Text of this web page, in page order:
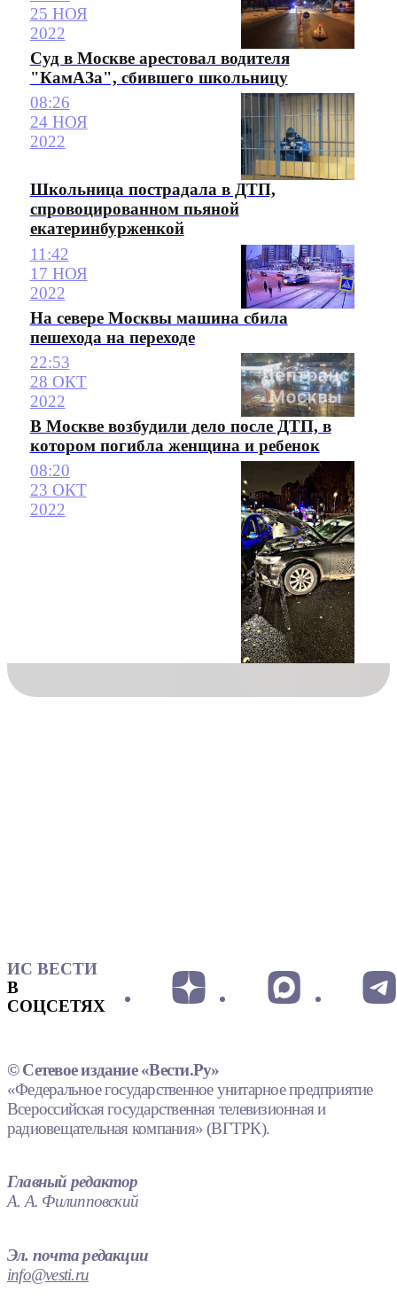
25 НОЯ
2022
Суд в Москве арестовал водителя
"КамАЗа", сбившего школьницу
08:26
24 НОЯ
2022
Школьница пострадала в ДТП,
спровоцированном пьяной
екатеринбурженкой
11:42
17 НОЯ
2022
На севере Москвы машина сбила
пешехода на переходе
22:53
28 ОКТ
2022
В Москве возбудили дело после ДТП, в
котором погибла женщина и ребенок
08:20
23 ОКТ
2022
ИС ВЕСТИ
В
СОЦСЕТЯХ
© Сетевое издание «Вести.Ру»
«Федеральное государственное унитарное предприятие
Всероссийская государственная телевизионная и
радиовещательная компания» (ВГТРК).
Главный редактор
А. А. Филипповский
Эл. почта редакции
info@vesti.ru